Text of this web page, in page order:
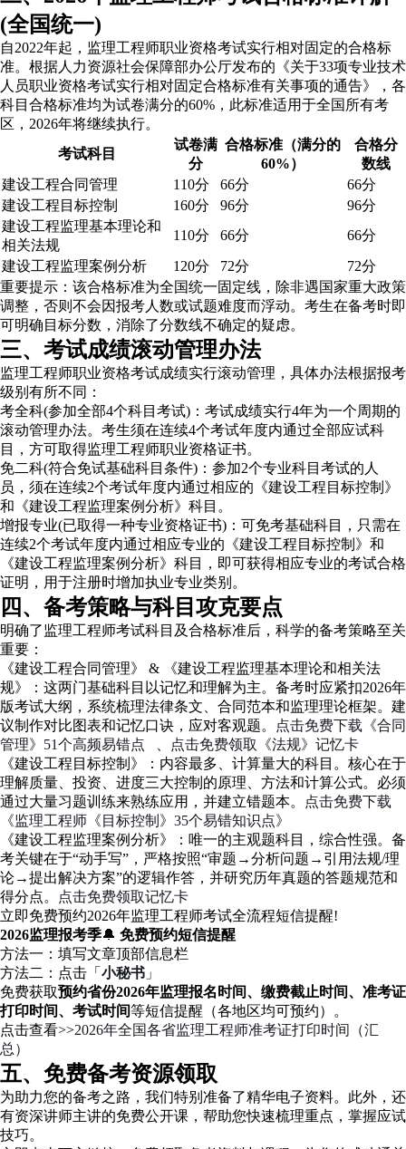
(全国统一)
自2022年起，监理工程师职业资格考试实行相对固定的合格标
准。根据人力资源社会保障部办公厅发布的《关于33项专业技术
人员职业资格考试实行相对固定合格标准有关事项的通告》，各
科目合格标准均为试卷满分的60%，此标准适用于全国所有考
区，2026年将继续执行。
考试科目
试卷满
分
合格标准（满分的
60%）
合格分
数线
建设工程合同管理
110分 66分
66分
建设工程目标控制
160分 96分
96分
建设工程监理基本理论和
相关法规
110分 66分
66分
建设工程监理案例分析
120分 72分
72分
重要提示：该合格标准为全国统一固定线，除非遇国家重大政策
调整，否则不会因报考人数或试题难度而浮动。考生在备考时即
可明确目标分数，消除了分数线不确定的疑虑。
三、考试成绩滚动管理办法
监理工程师职业资格考试成绩实行滚动管理，具体办法根据报考
级别有所不同：
考全科(参加全部4个科目考试)：考试成绩实行4年为一个周期的
滚动管理办法。考生须在连续4个考试年度内通过全部应试科
目，方可取得监理工程师职业资格证书。
免二科(符合免试基础科目条件)：参加2个专业科目考试的人
员，须在连续2个考试年度内通过相应的《建设工程目标控制》
和《建设工程监理案例分析》科目。
增报专业(已取得一种专业资格证书)：可免考基础科目，只需在
连续2个考试年度内通过相应专业的《建设工程目标控制》和
《建设工程监理案例分析》科目，即可获得相应专业的考试合格
证明，用于注册时增加执业专业类别。
四、备考策略与科目攻克要点
明确了监理工程师考试科目及合格标准后，科学的备考策略至关
重要：
《建设工程合同管理》 & 《建设工程监理基本理论和相关法
规》：这两门基础科目以记忆和理解为主。备考时应紧扣2026年
版考试大纲，系统梳理法律条文、合同范本和监理理论框架。建
议制作对比图表和记忆口诀，应对客观题。
点击免费下载《合同
管理》51个高频易错点
点击免费领取《法规》记忆卡
《建设工程目标控制》：内容最多、计算量大的科目。核心在于
理解质量、投资、进度三大控制的原理、方法和计算公式。必须
通过大量习题训练来熟练应用，并建立错题本。
点击免费下载
《监理工程师《目标控制》35个易错知识点》
《建设工程监理案例分析》：唯一的主观题科目，综合性强。备
考关键在于“动手写”，严格按照“审题→分析问题→引用法规/理
论→提出解决方案”的逻辑作答，并研究历年真题的答题规范和
得分点。
点击免费领取记忆卡
立即免费预约2026年监理工程师考试全流程短信提醒!
2026监理报考季🔔 免费预约短信提醒
方法一 ：填写文章顶部信息栏
方法二：点击「 小秘书 」
免费获取预约省份2026年监理报名时间、缴费截止时间、准考证
打印时间、考试时间等短信提醒（各地区均可预约）。
点击查看>>2026年全国各省监理工程师准考证打印时间（汇
总）
五、免费备考资源领取
为助力您的备考之路，我们特别准备了精华电子资料。此外，还
有资深讲师主讲的免费公开课，帮助您快速梳理重点，掌握应试
技巧。